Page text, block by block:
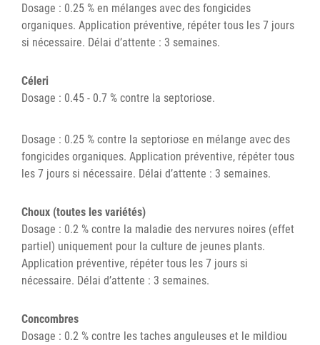
Dosage : 0.25 % en mélanges avec des fongicides
organiques. Application préventive, répéter tous les 7 jours
si nécessaire. Délai d’attente : 3 semaines.
Céleri
Dosage : 0.45 - 0.7 % contre la septoriose.
Dosage : 0.25 % contre la septoriose en mélange avec des
fongicides organiques. Application préventive, répéter tous
les 7 jours si nécessaire. Délai d’attente : 3 semaines.
Choux (toutes les variétés)
Dosage : 0.2 % contre la maladie des nervures noires (effet
partiel) uniquement pour la culture de jeunes plants.
Application préventive, répéter tous les 7 jours si
nécessaire. Délai d’attente : 3 semaines.
Concombres
Dosage : 0.2 % contre les taches anguleuses et le mildiou